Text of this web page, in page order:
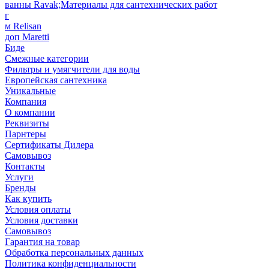
ванны Ravak;Материалы для сантехнических работ
г
м Relisan
доп Maretti
Биде
Смежные категории
Фильтры и умягчители для воды
Европейская сантехника
Уникальные
Компания
О компании
Реквизиты
Парнтеры
Сертификаты Дилера
Самовывоз
Контакты
Услуги
Бренды
Как купить
Условия оплаты
Условия доставки
Самовывоз
Гарантия на товар
Обработка персональных данных
Политика конфиденциальности